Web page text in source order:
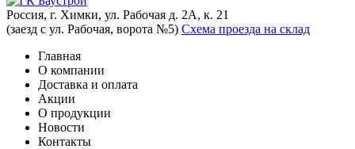
Россия, г. Химки, ул. Рабочая д. 2А, к. 21
(заезд с ул. Рабочая, ворота №5) Схема проезда на склад
Главная
О компании
Доставка и оплата
Акции
О продукции
Новости
Контакты